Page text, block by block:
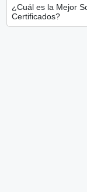
¿Cuál es la Mejor
Certificados?